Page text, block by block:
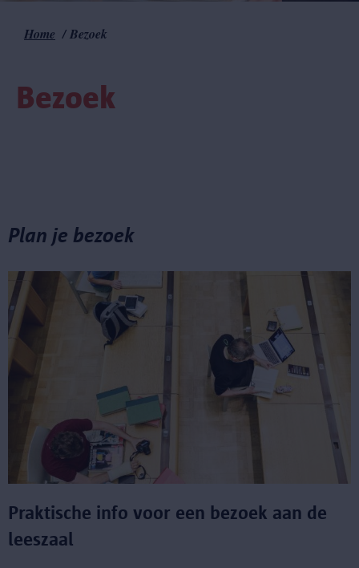
Kruimelpad
Home Bezoek
Bezoek
Plan je bezoek
Praktische info voor een bezoek aan de
leeszaal